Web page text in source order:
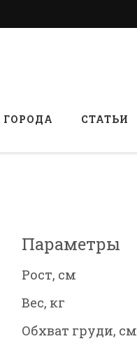
ГОРОДА СТАТЬИ
Параметры
Рост, см
Вес, кг
Обхват груди, см